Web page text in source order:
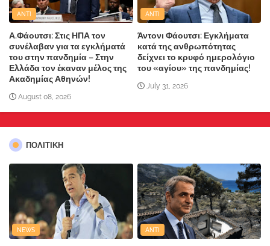
ANTI
Α.Φάουτσι: Στις ΗΠΑ τον
συνέλαβαν για τα εγκλήματά
του στην πανδημία – Στην
Ελλάδα τον έκαναν μέλος της
Ακαδημίας Αθηνών!
August 08, 2026
ANTI
Άντονι Φάουτσι: Εγκλήματα
κατά της ανθρωπότητας
δείχνει το κρυφό ημερολόγιο
του «αγίου» της πανδημίας!
July 31, 2026
ΠΟΛΙΤΙΚΗ
NEWS ANTI